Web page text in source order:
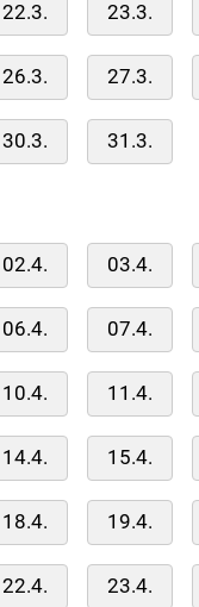
22.3. 23.3.
26.3. 27.3.
30.3. 31.3.
02.4. 03.4.
06.4. 07.4.
10.4. 11.4.
14.4. 15.4.
18.4. 19.4.
22.4. 23.4.